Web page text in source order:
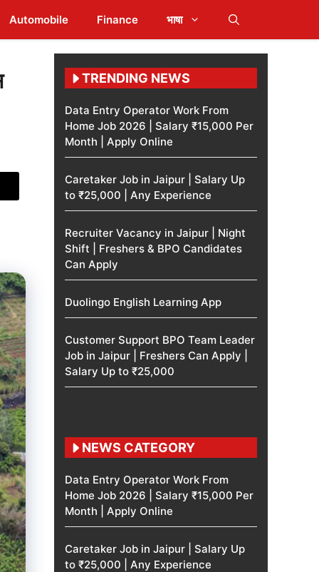
Automobile Finance भाषा
TRENDING NEWS
Data Entry Operator Work From
Home Job 2026 | Salary ₹15,000 Per
Month | Apply Online
Caretaker Job in Jaipur | Salary Up
to ₹25,000 | Any Experience
Recruiter Vacancy in Jaipur | Night
Shift | Freshers & BPO Candidates
Can Apply
Duolingo English Learning App
Customer Support BPO Team Leader
Job in Jaipur | Freshers Can Apply |
Salary Up to ₹25,000
NEWS CATEGORY
Data Entry Operator Work From
Home Job 2026 | Salary ₹15,000 Per
Month | Apply Online
Caretaker Job in Jaipur | Salary Up
to ₹25,000 | Any Experience